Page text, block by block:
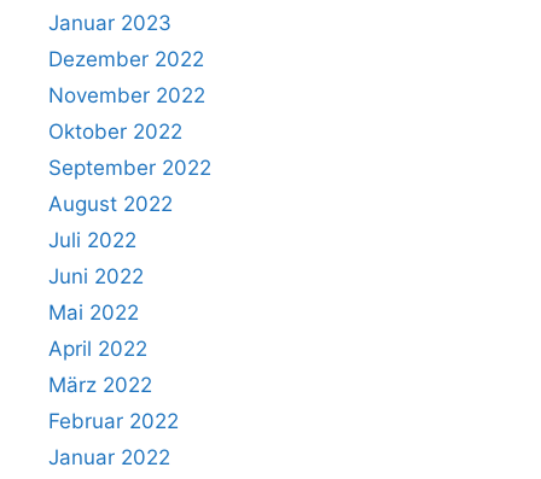
Januar 2023
Dezember 2022
November 2022
Oktober 2022
September 2022
August 2022
Juli 2022
Juni 2022
Mai 2022
April 2022
März 2022
Februar 2022
Januar 2022